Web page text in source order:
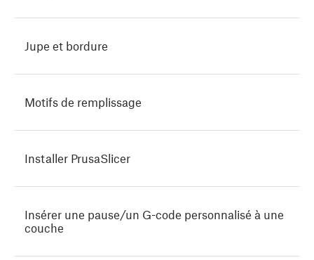
Jupe et bordure
Motifs de remplissage
Installer PrusaSlicer
Insérer une pause/un G-code personnalisé à une
couche